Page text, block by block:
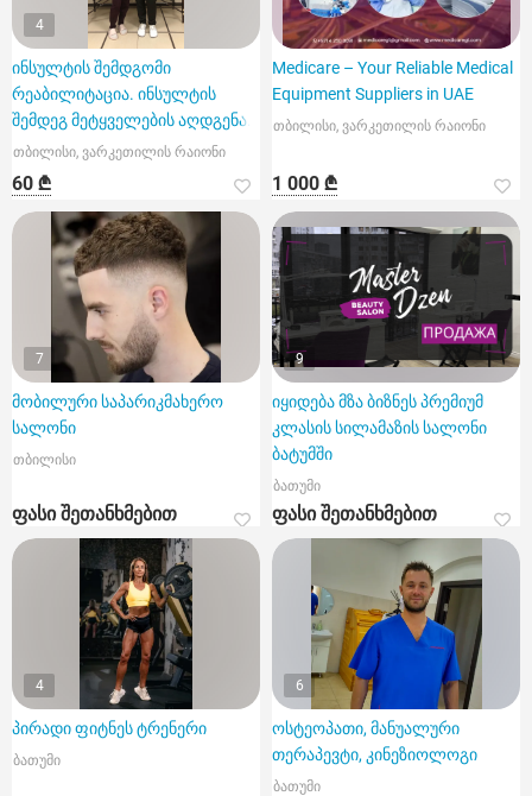
4
ინსულტის შემდგომი
რეაბილიტაცია. ინსულტის
შემდეგ მეტყველების აღდგენა.
თბილისი, ვარკეთილის რაიონი
60 ₾
Medicare – Your Reliable Medical
Equipment Suppliers in UAE
თბილისი, ვარკეთილის რაიონი
1 000 ₾
7
მობილური საპარიკმახერო
სალონი
თბილისი
ფასი შეთანხმებით
9
იყიდება მზა ბიზნეს პრემიუმ
კლასის სილამაზის სალონი
ბატუმში
ბათუმი
ფასი შეთანხმებით
4
პირადი ფიტნეს ტრენერი
ბათუმი
6
ოსტეოპათი, მანუალური
თერაპევტი, კინეზიოლოგი
ბათუმი